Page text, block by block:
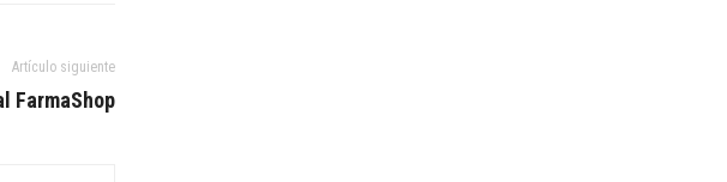
Artículo siguiente
FarmaShop